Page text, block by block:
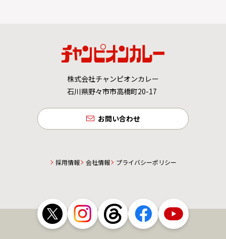
株式会社チャンピオンカレー
石川県野々市市高橋町20-17
お問い合わせ
採用情報 会社情報 プライバシーポリシー